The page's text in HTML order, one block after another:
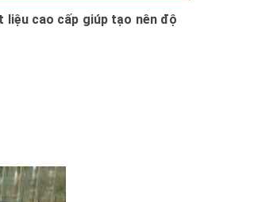
liệu cao cấp giúp tạo nên độ